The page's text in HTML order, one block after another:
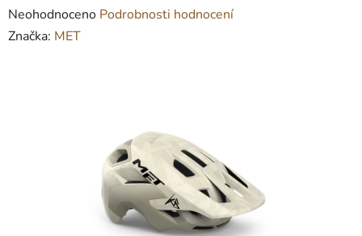
Průměrné
hodnocení
Neohodnoceno Podrobnosti hodnocení
Značka: MET